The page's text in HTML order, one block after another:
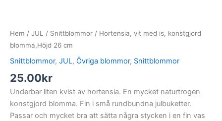
Hem / JUL / Snittblommor / Hortensia, vit med is, konstgjord
blomma,Höjd 26 cm
Snittblommor, JUL, Övriga blommor, Snittblommor
25.00kr
Underbar liten kvist av hortensia. En mycket naturtrogen
konstgjord blomma. Fin i små rundbundna julbuketter.
Passar och mycket bra att sätta några stycken i en fin vas